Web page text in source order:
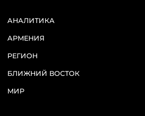
АНАЛИТИКА
АРМЕНИЯ
РЕГИОН
БЛИЖНИЙ ВОСТОК
МИР